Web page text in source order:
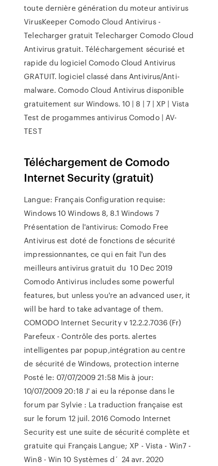
toute dernière génération du moteur antivirus
VirusKeeper Comodo Cloud Antivirus -
Telecharger gratuit Telecharger Comodo Cloud
Antivirus gratuit. Téléchargement sécurisé et
rapide du logiciel Comodo Cloud Antivirus
GRATUIT. logiciel classé dans Antivirus/Anti-
malware. Comodo Cloud Antivirus disponible
gratuitement sur Windows. 10 | 8 | 7 | XP | Vista
Test de progammes antivirus Comodo | AV-
TEST
Téléchargement de Comodo
Internet Security (gratuit)
Langue: Français Configuration requise:
Windows 10 Windows 8, 8.1 Windows 7
Présentation de l'antivirus: Comodo Free
Antivirus est doté de fonctions de sécurité
impressionnantes, ce qui en fait l'un des
meilleurs antivirus gratuit du 10 Dec 2019
Comodo Antivirus includes some powerful
features, but unless you're an advanced user, it
will be hard to take advantage of them.
COMODO Internet Security v 12.2.2.7036 (Fr)
Parefeux - Contrôle des ports. alertes
intelligentes par popup,intégration au centre
de sécurité de Windows, protection interne
Posté le: 07/07/2009 21:58 Mis à jour:
10/07/2009 20:18 J' ai eu la réponse dans le
forum par Sylvie : La traduction française est
sur le forum 12 juil. 2016 Comodo Internet
Security est une suite de sécurité complète et
gratuite qui Français Langue; XP - Vista - Win7 -
Win8 - Win 10 Systèmes d´ 24 avr. 2020